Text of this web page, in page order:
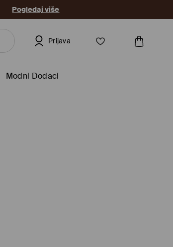
Pogledaj više
Prijava
Modni Dodaci